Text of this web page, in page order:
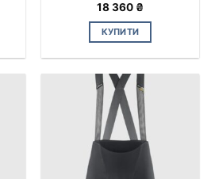
18 360 ₴
КУПИТИ